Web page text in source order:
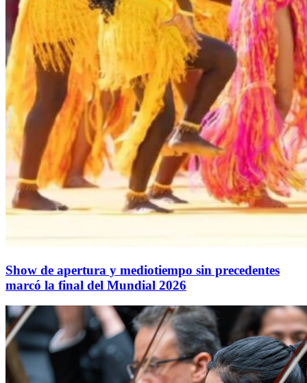
Show de apertura y mediotiempo sin precedentes
marcó la final del Mundial 2026